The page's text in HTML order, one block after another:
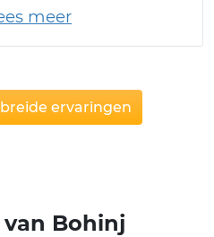
ervaringen
Bohinj